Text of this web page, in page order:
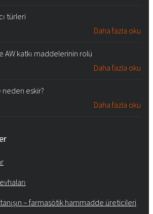
türleri
Daha fazla oku
AW katkı maddelerinin rolü
Daha fazla oku
neden eskir?
Daha fazla oku
– farmasötik hammadde üreticileri